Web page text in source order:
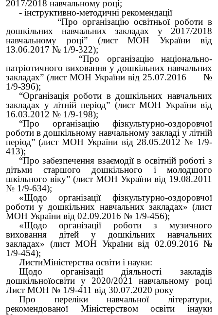
2017/2018 навчальному році;
- інструктивно-методичні рекомендації
“Про організацію освітньої роботи в
дошкільних навчальних закладах у 2017/2018
навчальному році” (лист МОН України від
13.06.2017 № 1/9-322);
“Про організацію національно-
патріотичного виховання у дошкільних навчальних
закладах” (лист МОН України від 25.07.2016 №
1/9-396);
“Організація роботи в дошкільних навчальних
закладах у літній період” (лист МОН України від
16.03.2012 № 1/9-198);
“Про організацію фізкультурно-оздоровчої
роботи в дошкільному навчальному закладі у літній
період” (лист МОН України від 28.05.2012 № 1/9-
413);
“Про забезпечення взаємодії в освітній роботі з
дітьми старшого дошкільного і молодшого
шкільного віку” (лист МОН України від 19.08.2011
№ 1/9-634);
«Щодо організації фізкультурно-оздоровчої
роботи у дошкільних навчальних закладах» (лист
МОН України від 02.09.2016 № 1/9-456);
«Щодо організації роботи з музичного
виховання дітей у дошкільних навчальних
закладах» (лист МОН України від 02.09.2016 №
1/9-454);
ЛистиМіністерства освіти і науки:
Щодо організації діяльності закладів
дошкільноїосвіти у 2020/2021 навчальному році
Лист МОН № 1/9-411 від 30.07.2020 року
Про переліки навчальної літератури,
рекомендованої Міністерством освіти інауки